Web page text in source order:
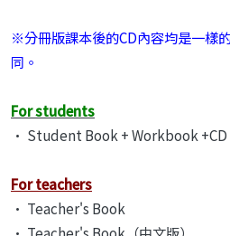
※分冊版課本後的CD內容均是一樣
同。
For students
• Student Book + Workbook +CD
For teachers
• Teacher's Book